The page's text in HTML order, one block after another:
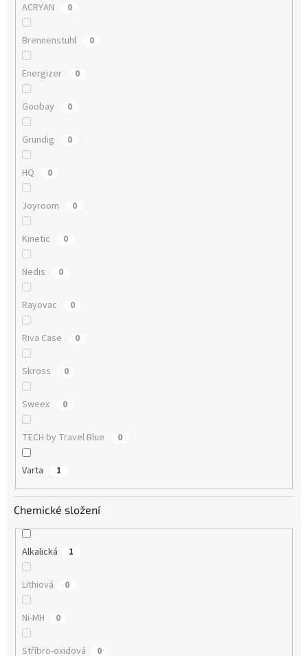
ACRYAN 0
Brennenstuhl 0
Energizer 0
Goobay 0
Grundig 0
HQ 0
Joyroom 0
Kinetic 0
Nedis 0
Rayovac 0
Riva Case 0
Skross 0
Sweex 0
TECH by Travel Blue 0
Varta 1
Chemické složení
Alkalická 1
Lithiová 0
Ni-MH 0
Stříbro-oxidová 0